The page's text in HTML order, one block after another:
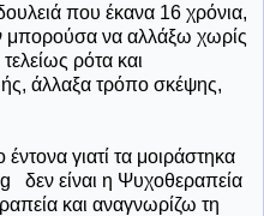
που έκανα 16 χρόνια,
μπορούσα να αλλάξω χωρίς
ρότα και
άλλαξα τρόπο σκέψης,
γιατί τα μοιράστηκα
δεν είναι η Ψυχοθεραπεία
και αναγνωρίζω τη